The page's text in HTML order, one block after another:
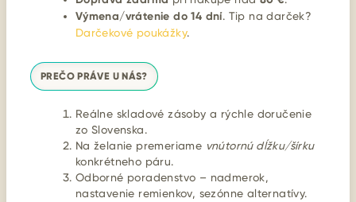
Výmena/vrátenie do 14 dní. Tip na darček?
Darčekové poukážky.
PREČO PRÁVE U NÁS?
Reálne skladové zásoby a rýchle doručenie
zo Slovenska.
Na želanie premeriame vnútornú dĺžku/šírku
konkrétneho páru.
Odborné poradenstvo – nadmerok,
nastavenie remienkov, sezónne alternatívy.